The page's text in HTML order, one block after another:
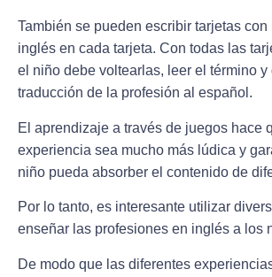
También se pueden escribir tarjetas
inglés en cada tarjeta. Con todas las
el niño debe voltearlas, leer el término y
traducción de la profesión al español.
El aprendizaje a través de juegos hace
experiencia sea mucho más lúdica y
niño pueda absorber el contenido de
Por lo tanto, es interesante utilizar
enseñar las profesiones en inglés a los
De modo que las diferentes